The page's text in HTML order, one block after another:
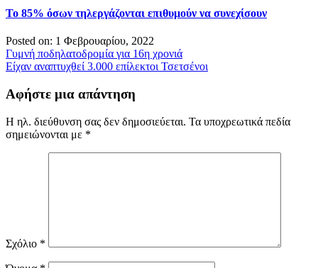
Το 85% όσων τηλεργάζονται επιθυμούν να συνεχίσουν
Posted on: 1 Φεβρουαρίου, 2022
Πλοήγηση
άρθρων
Γυμνή ποδηλατοδρομία για 16η χρονιά
Είχαν αναπτυχθεί 3.000 επίλεκτοι Τσετσένοι
Αφήστε μια απάντηση
Η ηλ. διεύθυνση σας δεν δημοσιεύεται. Τα υποχρεωτικά πεδία
σημειώνονται με *
Σχόλιο *